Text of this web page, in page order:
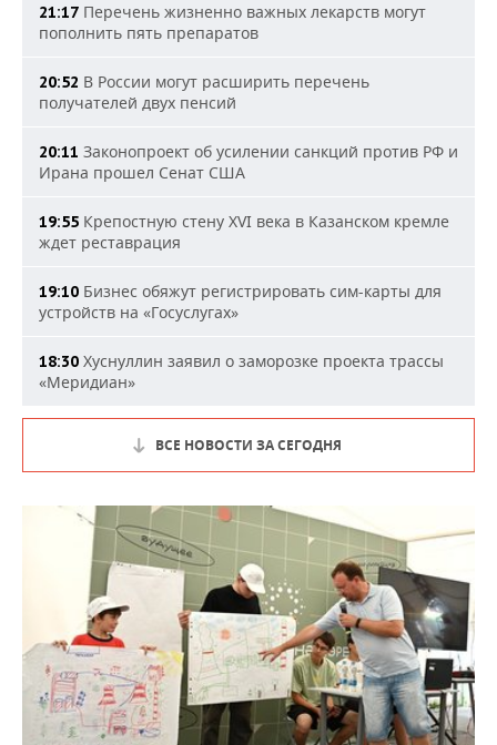
21:17 Перечень жизненно важных лекарств могут
пополнить пять препаратов
20:52 В России могут расширить перечень
получателей двух пенсий
20:11 Законопроект об усилении санкций против РФ и
Ирана прошел Сенат США
19:55 Крепостную стену XVI века в Казанском кремле
ждет реставрация
19:10 Бизнес обяжут регистрировать сим-карты для
устройств на «Госуслугах»
18:30 Хуснуллин заявил о заморозке проекта трассы
«Меридиан»
ВСЕ НОВОСТИ ЗА СЕГОДНЯ